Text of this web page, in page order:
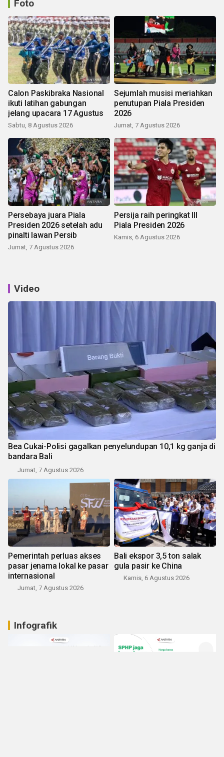
Foto
Calon Paskibraka Nasional
ikuti latihan gabungan
jelang upacara 17 Agustus
Sabtu, 8 Agustus 2026
Sejumlah musisi meriahkan
penutupan Piala Presiden
2026
Jumat, 7 Agustus 2026
Persebaya juara Piala
Presiden 2026 setelah adu
pinalti lawan Persib
Jumat, 7 Agustus 2026
Persija raih peringkat III
Piala Presiden 2026
Kamis, 6 Agustus 2026
Video
Bea Cukai-Polisi gagalkan penyelundupan 10,1 kg ganja di
bandara Bali
Jumat, 7 Agustus 2026
Pemerintah perluas akses
pasar jenama lokal ke pasar
internasional
Jumat, 7 Agustus 2026
Bali ekspor 3,5 ton salak
gula pasir ke China
Kamis, 6 Agustus 2026
Infografik